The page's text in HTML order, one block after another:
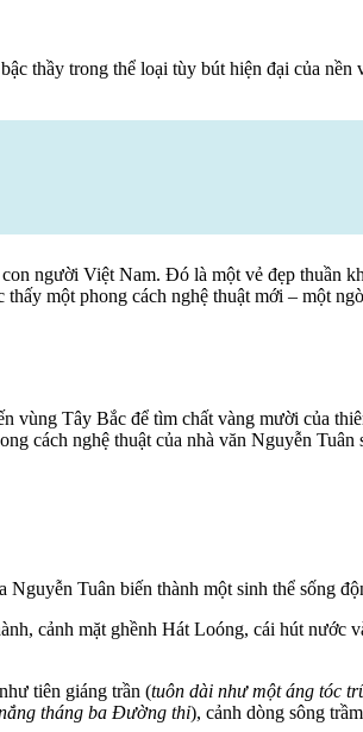
thầy trong thể loại tùy bút hiện đại của
người Việt Nam. Đó là một vẻ đẹp thuần
một phong cách nghệ thuật mới – một
Tây Bắc để tìm chất vàng mười của
cách nghệ thuật của nhà văn Nguyễn Tuân
Tuân biến thành một sinh thể sống
cảnh mặt ghềnh Hát Loóng, cái hút nước
tiên giáng trần (tuôn dài như một áng tóc
tháng ba Đường thi), cảnh dòng sông